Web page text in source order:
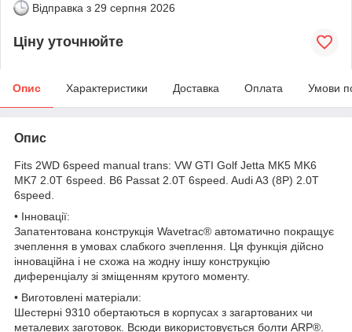
Відправка з 29 серпня 2026
Ціну уточнюйте
Опис Характеристики Доставка Оплата Умови
Опис
Fits 2WD 6speed manual trans: VW GTI Golf Jetta MK5 MK6
MK7 2.0T 6speed. B6 Passat 2.0T 6speed. Audi A3 (8P) 2.0T
6speed.
• Інновації:
Запатентована конструкція Wavetrac® автоматично покращує
зчеплення в умовах слабкого зчеплення. Ця функція дійсно
інноваційна і не схожа на жодну іншу конструкцію
диференціалу зі зміщенням крутого моменту.
• Виготовлені матеріали:
Шестерні 9310 обертаються в корпусах з загартованих чи
металевих заготовок. Всюди використовується болти ARP®.